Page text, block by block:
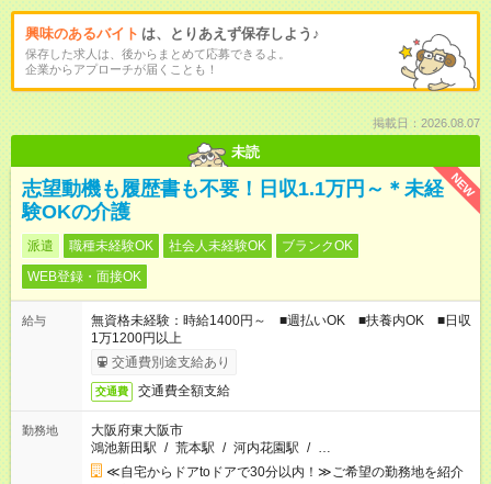
興味のあるバイト は、とりあえず保存しよう♪
保存した求人は、後からまとめて応募できるよ。
企業からアプローチが届くことも！
掲載日：2026.08.07
未読
NEW
志望動機も履歴書も不要！日収1.1万円～＊未経
験OKの介護
派遣 職種未経験OK 社会人未経験OK
ブランクOK
WEB登録・面接OK
給与
無資格未経験：時給1400円～ ■週払いOK ■扶養内OK ■日収
1万1200円以上
交通費別途支給あり
交通費 交通費全額支給
勤務地
大阪府東大阪市
鴻池新田駅 / 荒本駅 / 河内花園駅 / …
≪自宅からドアtoドアで30分以内！≫ご希望の勤務地を紹介